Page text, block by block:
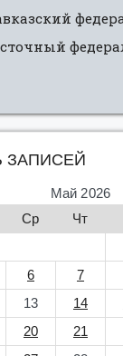
ЗАПИСЕЙ
Май 2026
Ср Чт
6 7
13 14
20 21